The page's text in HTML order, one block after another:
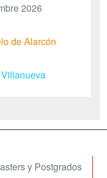
2026
de Alarcón
y Postgrados